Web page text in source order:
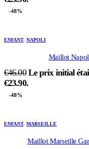
-48%
ENFANT, NAPOLI
Maillot
€46.00 Le prix initial
€23.90.
-48%
ENFANT, MARSEILLE
Maillot Marseille